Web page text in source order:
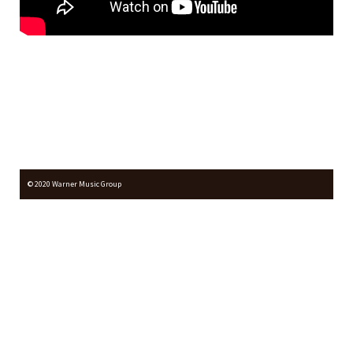
©︎ 2020 Warner Music Group